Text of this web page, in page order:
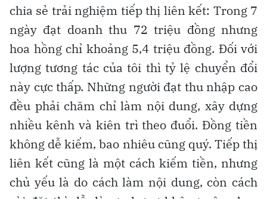
chia sẻ trải nghiệm tiếp thị liên kết: Trong 7
ngày đạt doanh thu 72 triệu đồng nhưng
hoa hồng chỉ khoảng 5,4 triệu đồng. Đối với
lượng tương tác của tôi thì tỷ lệ chuyển đổi
này cực thấp. Những người đạt thu nhập cao
đều phải chăm chỉ làm nội dung, xây dựng
nhiều kênh và kiên trì theo đuổi. Đồng tiền
không dễ kiếm, bao nhiêu cũng quý. Tiếp thị
liên kết cũng là một cách kiếm tiền, nhưng
chủ yếu là do cách làm nội dung, còn cách